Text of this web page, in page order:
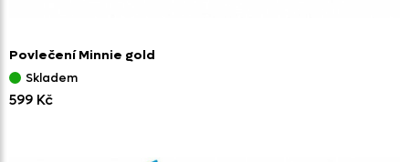
Povlečení Minnie gold
Skladem
599 Kč